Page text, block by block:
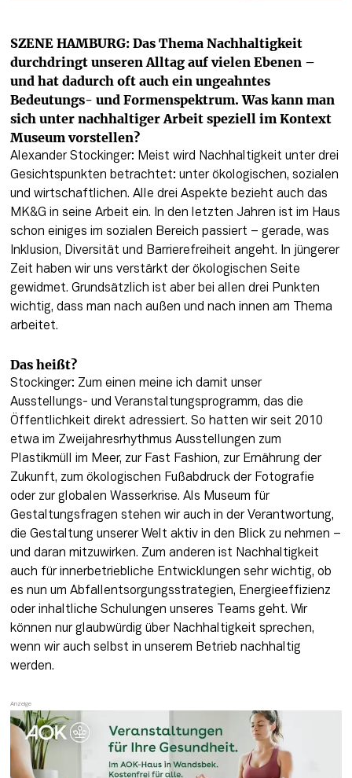
SZENE HAMBURG: Das Thema Nachhaltigkeit
durchdringt unseren Alltag auf vielen Ebenen –
und hat dadurch oft auch ein ungeahntes
Bedeutungs- und Formenspektrum. Was kann man
sich unter nachhaltiger Arbeit speziell im Kontext
Museum vorstellen?
Alexander Stockinger: Meist wird Nachhaltigkeit unter drei
Gesichtspunkten betrachtet: unter ökologischen, sozialen
und wirtschaftlichen. Alle drei Aspekte bezieht auch das
MK&G in seine Arbeit ein. In den letzten Jahren ist im Haus
schon einiges im sozialen Bereich passiert – gerade, was
Inklusion, Diversität und Barrierefreiheit angeht. In jüngerer
Zeit haben wir uns verstärkt der ökologischen Seite
gewidmet. Grundsätzlich ist aber bei allen drei Punkten
wichtig, dass man nach außen und nach innen am Thema
arbeitet.
Das heißt?
Stockinger: Zum einen meine ich damit unser
Ausstellungs- und Veranstaltungsprogramm, das die
Öffentlichkeit direkt adressiert. So hatten wir seit 2010
etwa im Zweijahresrhythmus Ausstellungen zum
Plastikmüll im Meer, zur Fast Fashion, zur Ernährung der
Zukunft, zum ökologischen Fußabdruck der Fotografie
oder zur globalen Wasserkrise. Als Museum für
Gestaltungsfragen stehen wir auch in der Verantwortung,
die Gestaltung unserer Welt aktiv in den Blick zu nehmen –
und daran mitzuwirken. Zum anderen ist Nachhaltigkeit
auch für innerbetriebliche Entwicklungen sehr wichtig, ob
es nun um Abfallentsorgungsstrategien, Energieeffizienz
oder inhaltliche Schulungen unseres Teams geht. Wir
können nur glaubwürdig über Nachhaltigkeit sprechen,
wenn wir auch selbst in unserem Betrieb nachhaltig
werden.